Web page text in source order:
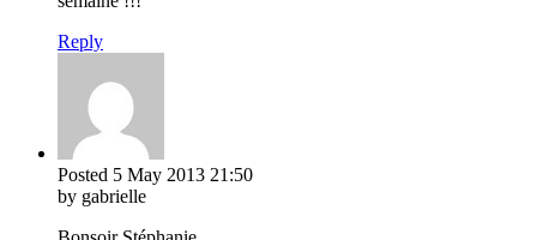
Reply
Posted 5 May 2013 21:50
by gabrielle